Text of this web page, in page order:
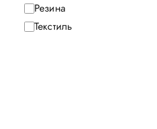
Резина
Текстиль